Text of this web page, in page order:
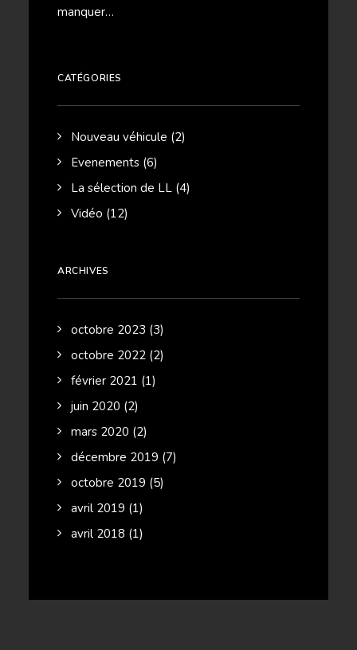
manquer…
CATÉGORIES
Nouveau véhicule (2)
Evenements (6)
La sélection de LL (4)
Vidéo (12)
ARCHIVES
octobre 2023 (3)
octobre 2022 (2)
février 2021 (1)
juin 2020 (2)
mars 2020 (2)
décembre 2019 (7)
octobre 2019 (5)
avril 2019 (1)
avril 2018 (1)